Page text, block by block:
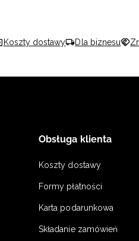
Koszty dostawy Dla biznesu
Obsługa klienta
Koszty dostawy
Formy płatności
Karta podarunkowa
Składanie zamówień